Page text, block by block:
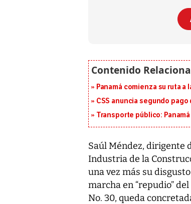
Panamá comienza su ruta
CSS anuncia segundo
Transporte público:
Saúl Méndez, dirigente
Industria de la
una vez más su
marcha en “repudio”
No. 30, queda